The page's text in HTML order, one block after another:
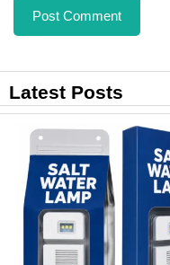
Latest Posts